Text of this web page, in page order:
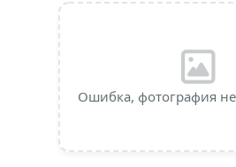
Ошибка, фотография